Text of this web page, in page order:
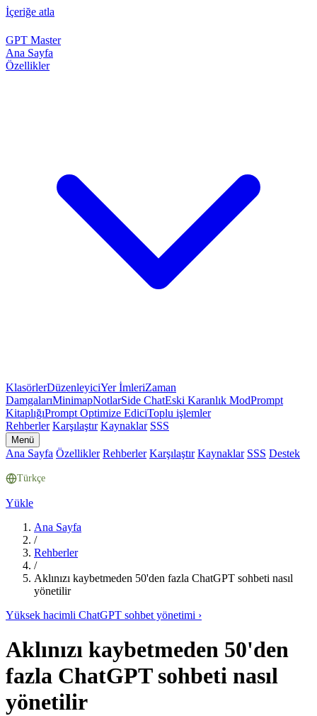
İçeriğe atla
GPT Master
Ana Sayfa
Özellikler
KlasörlerDüzenleyiciYer İmleriZaman
DamgalarıMinimapNotlarSide ChatEski Karanlık ModPrompt
KitaplığıPrompt Optimize EdiciToplu işlemler
Rehberler Karşılaştır Kaynaklar SSS
Menü
Ana Sayfa Özellikler Rehberler Karşılaştır Kaynaklar SSS Destek
Türkçe
Yükle
Ana Sayfa
/
Rehberler
/
Aklınızı kaybetmeden 50'den fazla ChatGPT sohbeti nasıl
yönetilir
Yüksek hacimli ChatGPT sohbet yönetimi ›
Aklınızı kaybetmeden 50'den
fazla ChatGPT sohbeti nasıl
yönetilir